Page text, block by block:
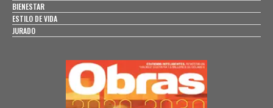
BIENESTAR
ESTILO DE VIDA
JURADO